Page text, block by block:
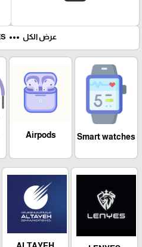
عرض الكل more_horiz
Smart watches
Airpods